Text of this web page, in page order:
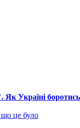
Україні
що це було